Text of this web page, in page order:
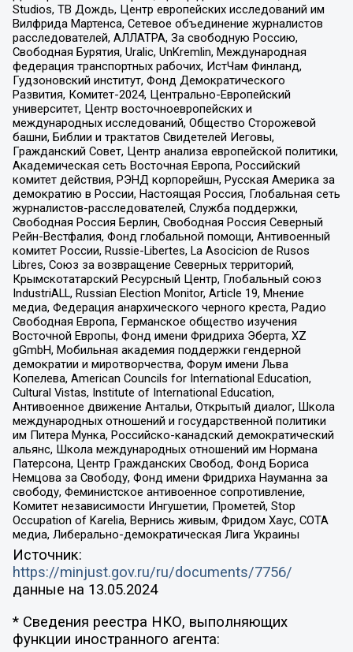
Studios, ТВ Дождь, Центр европейских исследований им
Вилфрида Мартенса, Сетевое объединение журналистов
расследователей, АЛЛАТРА, За свободную Россию,
Свободная Бурятия, Uralic, UnKremlin, Международная
федерация транспортных рабочих, ИстЧам Финланд,
Гудзоновский институт, Фонд Демократического
Развития, Комитет-2024, Центрально-Европейский
университет, Центр восточноевропейских и
международных исследований, Общество Сторожевой
башни, Библии и трактатов Свидетелей Иеговы,
Гражданский Совет, Центр анализа европейской политики,
Академическая сеть Восточная Европа, Российский
комитет действия, РЭНД корпорейшн, Русская Америка за
демократию в России, Настоящая Россия, Глобальная сеть
журналистов-расследователей, Служба поддержки,
Свободная Россия Берлин, Свободная Россия Северный
Рейн-Вестфалия, Фонд глобальной помощи, Антивоенный
комитет России, Russie-Libertes, La Asocicion de Rusos
Libres, Союз за возвращение Северных территорий,
Крымскотатарский Ресурсный Центр, Глобальный союз
IndustriALL, Russian Election Monitor, Article 19, Мнение
медиа, Федерация анархического черного креста, Радио
Свободная Европа, Германское общество изучения
Восточной Европы, Фонд имени Фридриха Эберта, XZ
gGmbH, Мобильная академия поддержки гендерной
демократии и миротворчества, Форум имени Льва
Копелева, American Councils for International Education,
Cultural Vistas, Institute of International Education,
Антивоенное движение Антальи, Открытый диалог, Школа
международных отношений и государственной политики
им Питера Мунка, Российско-канадский демократический
альянс, Школа международных отношений им Нормана
Патерсона, Центр Гражданских Свобод, Фонд Бориса
Немцова за Свободу, Фонд имени Фридриха Науманна за
свободу, Феминистское антивоенное сопротивление,
Комитет независимости Ингушетии, Прометей, Stop
Occupation of Karelia, Вернись живым, Фридом Хаус, СОТА
медиа, Либерально-демократическая Лига Украины
Источник:
https://minjust.gov.ru/ru/documents/7756/
данные на 13.05.2024
* Сведения реестра НКО, выполняющих
функции иностранного агента: